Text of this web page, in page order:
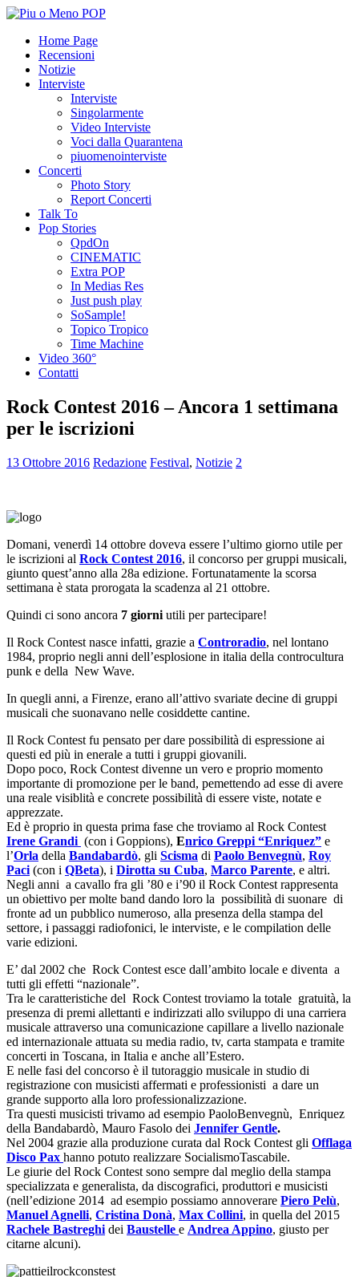
Home Page
Recensioni
Notizie
Interviste
Interviste
Singolarmente
Video Interviste
Voci dalla Quarantena
piuomenointerviste
Concerti
Photo Story
Report Concerti
Talk To
Pop Stories
QpdOn
CINEMATIC
Extra POP
In Medias Res
Just push play
SoSample!
Topico Tropico
Time Machine
Video 360°
Contatti
Rock Contest 2016 – Ancora 1 settimana
per le iscrizioni
13 Ottobre 2016 Redazione Festival, Notizie 2
Domani, venerdì 14 ottobre doveva essere l’ultimo giorno utile per
le iscrizioni al Rock Contest 2016, il concorso per gruppi musicali,
giunto quest’anno alla 28a edizione. Fortunatamente la scorsa
settimana è stata prorogata la scadenza al 21 ottobre.
Quindi ci sono ancora 7 giorni utili per partecipare!
Il Rock Contest nasce infatti, grazie a Controradio, nel lontano
1984, proprio negli anni dell’esplosione in italia della controcultura
punk e della New Wave.
In quegli anni, a Firenze, erano all’attivo svariate decine di gruppi
musicali che suonavano nelle cosiddette cantine.
Il Rock Contest fu pensato per dare possibilità di espressione ai
questi ed più in enerale a tutti i gruppi giovanili.
Dopo poco, Rock Contest divenne un vero e proprio momento
importante di promozione per le band, pemettendo ad esse di avere
una reale visiblità e concrete possibilità di essere viste, notate e
apprezzate.
Ed è proprio in questa prima fase che troviamo al Rock Contest
Irene Grandi (con i Goppions), Enrico Greppi “Enriquez” e
l’Orla della Bandabardò, gli Scisma di Paolo Benvegnù, Roy
Paci (con i Q­Beta), i Dirotta su Cuba, Marco Parente, e altri.
Negli anni a cavallo fra gli ’80 e i’90 il Rock Contest rappresenta
un obiettivo per molte band dando loro la possibilità di suonare di
fronte ad un pubblico numeroso, alla presenza della stampa del
settore, i passaggi radiofonici, le interviste, e le compilation delle
varie edizioni.
E’ dal 2002 che Rock Contest esce dall’ambito locale e diventa a
tutti gli effetti “nazionale”.
Tra le caratteristiche del Rock Contest troviamo la totale gratuità, la
presenza di premi allettanti e indirizzati allo sviluppo di una carriera
musicale attraverso una comunicazione capillare a livello nazionale
ed internazionale attuata su media radio, tv, carta stampata e tramite
concerti in Toscana, in Italia e anche all’Estero.
E nelle fasi del concorso è il tutoraggio musicale in studio di
registrazione con musicisti affermati e professionisti a dare un
grande supporto alla loro professionalizzazione.
Tra questi musicisti trivamo ad esempio PaoloBenvegnù, Enriquez
della Bandabardò, Mauro Fasolo dei Jennifer Gentle.
Nel 2004 grazie alla produzione curata dal Rock Contest gli Offlaga
Disco Pax hanno potuto realizzare SocialismoTascabile.
Le giurie del Rock Contest sono sempre dal meglio della stampa
specializzata e generalista, da discografici, produttori e musicisti
(nell’edizione 2014 ad esempio possiamo annoverare Piero Pelù,
Manuel Agnelli, Cristina Donà, Max Collini, in quella del 2015
Rachele Bastreghi dei Baustelle e Andrea Appino, giusto per
citarne alcuni).